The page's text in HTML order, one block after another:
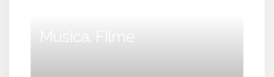
Música, Filme